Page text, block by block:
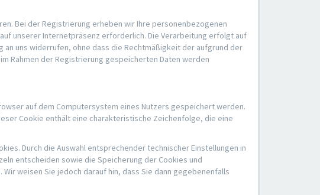
Bei der Registrierung erheben wir Ihre personenbezogenen
unserer Internetpräsenz erforderlich. Die Verarbeitung erfolgt auf
an uns widerrufen, ohne dass die Rechtmäßigkeit der aufgrund der
Rahmen der Registrierung gespeicherten Daten werden
auf dem Computersystem eines Nutzers gespeichert werden.
Cookie enthält eine charakteristische Zeichenfolge, die eine
Durch die Auswahl entsprechender technischer Einstellungen in
entscheiden sowie die Speicherung der Cookies und
weisen Sie jedoch darauf hin, dass Sie dann gegebenenfalls